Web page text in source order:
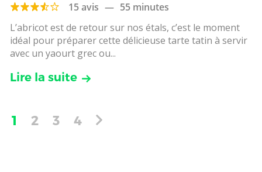
15 avis — 55 minutes
L’abricot est de retour sur nos étals, c’est le moment
idéal pour préparer cette délicieuse tarte tatin à servir
avec un yaourt grec ou...
Lire la suite
1 2 3 4